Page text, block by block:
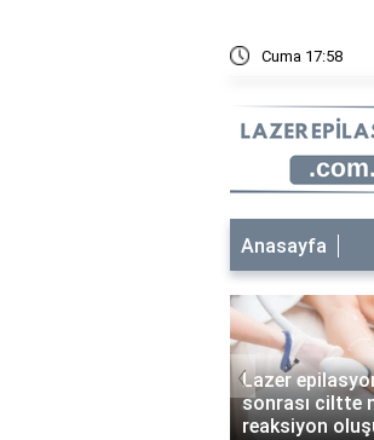
Cuma 17:58
Anasayfa
Lazer
sonrası ciltte
reaksiyon
‹